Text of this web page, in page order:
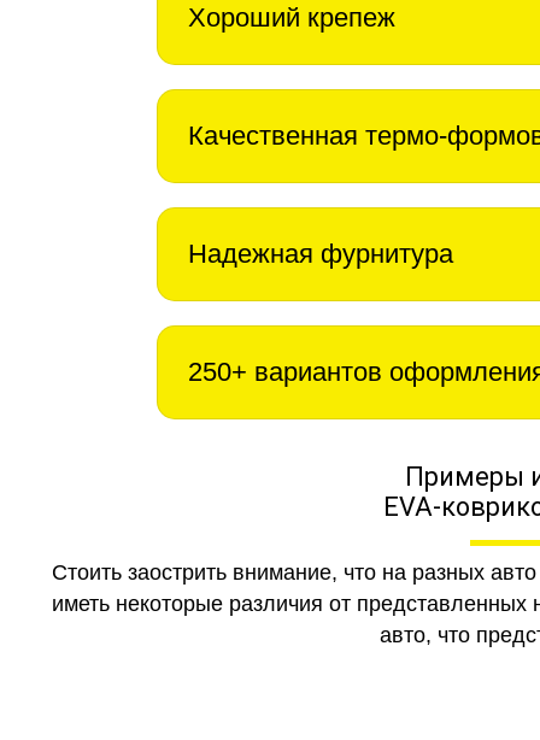
Хороший крепеж
Качественная термо-
Надежная фурнитура
250+ вариантов
Примеры
EVA-
Стоить заострить внимание, что на разных
иметь некоторые различия от
авто, что